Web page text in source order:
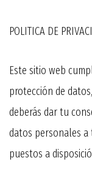
POLITICA DE
Este sitio web
protección de
deberás dar tu
datos personales
puestos a